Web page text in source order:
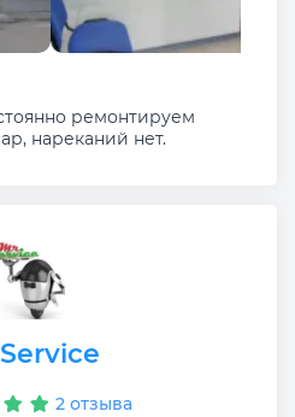
ремонтируем
нареканий нет.
2 отзыва